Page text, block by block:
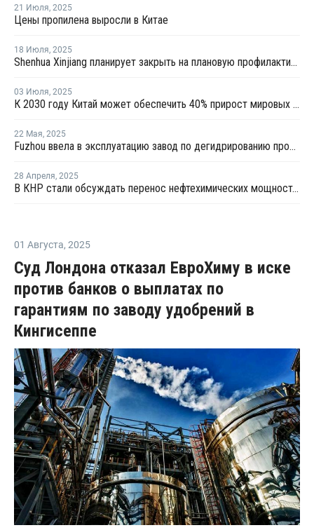
21 Июля, 2025
Цены пропилена выросли в Китае
18 Июля, 2025
Shenhua Xinjiang планирует закрыть на плановую профилактику установку олефинов в Китае
03 Июля, 2025
К 2030 году Китай может обеспечить 40% прирост мировых мощностей по выпуску пропилена
22 Мая, 2025
Fuzhou ввела в эксплуатацию завод по дегидрированию пропана мощностью 900 тысяч тонн
28 Апреля, 2025
В КНР стали обсуждать перенос нефтехимических мощностей в США из-за пошлин
01 Августа, 2025
Суд Лондона отказал ЕвроХиму в иске
против банков о выплатах по
гарантиям по заводу удобрений в
Кингисеппе